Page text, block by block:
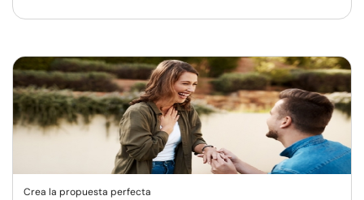
Crea la propuesta perfecta